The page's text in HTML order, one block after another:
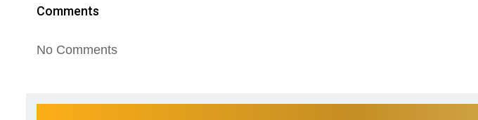
Comments
No Comments